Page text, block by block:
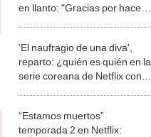
en llanto: "Gracias por hacer
'El naufragio de una diva',
reparto: ¿quién es quién en la
serie coreana de Netflix con
“Estamos muertos”
temporada 2 en Netflix: